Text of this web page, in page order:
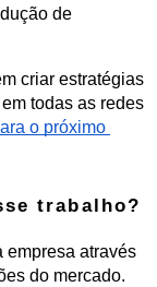
de
criar estratégias
todas as redes
o próximo
trabalho?
empresa através
do mercado.